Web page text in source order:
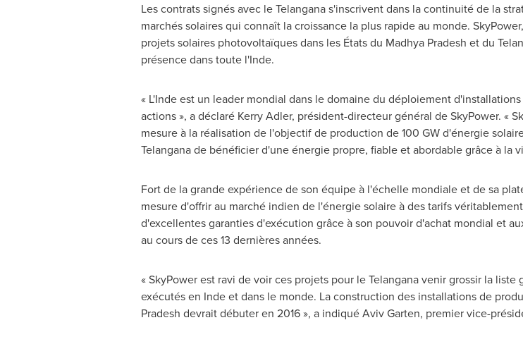
Les contrats signés avec le Telangana s'inscrivent dans la continuité de la
marchés solaires qui connaît la croissance la plus rapide au monde.
projets solaires photovoltaïques dans les États du Madhya Pradesh et du
présence dans toute l'Inde.
« L'Inde est un leader mondial dans le domaine du déploiement
actions », a déclaré Kerry Adler, président-directeur général de SkyPower. «
mesure à la réalisation de l'objectif de production de 100 GW d'énergie
Telangana de bénéficier d'une énergie propre, fiable et abordable grâce à la
Fort de la grande expérience de son équipe à l'échelle mondiale et de sa
mesure d'offrir au marché indien de l'énergie solaire à des tarifs
d'excellentes garanties d'exécution grâce à son pouvoir d'achat mondial et
au cours de ces 13 dernières années.
« SkyPower est ravi de voir ces projets pour le Telangana venir grossir la
exécutés en Inde et dans le monde. La construction des installations de
Pradesh devrait débuter en 2016 », a indiquéAviv Garten, premier vice-